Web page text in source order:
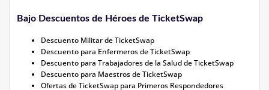
Bajo Descuentos de Héroes de TicketSwap
Descuento Militar de TicketSwap
Descuento para Enfermeros de TicketSwap
Descuento para Trabajadores de la Salud de TicketSwap
Descuento para Maestros de TicketSwap
Ofertas de TicketSwap para Primeros Respondedores